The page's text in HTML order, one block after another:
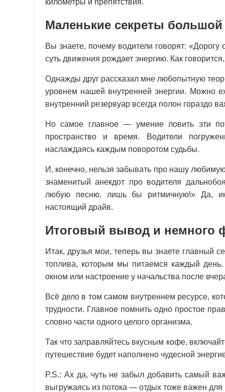
километры и препятствия.
Маленькие секреты большой
Вы знаете, почему водители говорят:
суть движения рождает энергию. Как
Однажды друг рассказал мне любопытную
уровнем нашей внутренней энергии. Можно
внутренний резервуар всегда полон гораздо
Но самое главное — умение ловить эти
пространство и время. Водители
наслаждаясь каждым поворотом судьбы.
И, конечно, нельзя забывать про нашу
знаменитый анекдот про водителя
любую песню, лишь бы ритмичную!» Да,
настоящий драйв.
Итоговый вывод и немного
Итак, друзья мои, теперь вы знаете главный
топлива, которым мы питаемся каждый день.
окном или настроение у начальства после
Всё дело в том самом внутреннем ресурсе,
трудности. Главное помнить одно простое
словно части одного целого организма.
Так что заправляйтесь вкусным кофе,
путешествие будет наполнено чудесной
P.S.: Ах да, чуть не забыл добавить самый
выгружаясь из потока — отдых тоже важен